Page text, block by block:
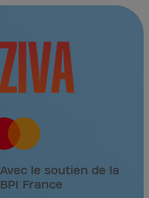
Avec le soutien de la
BPI France